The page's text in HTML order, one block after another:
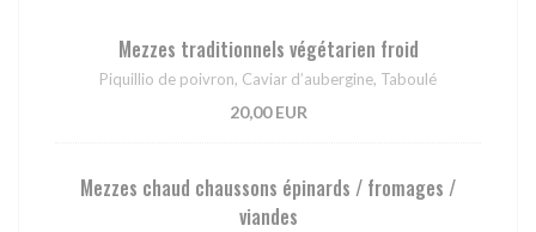
Mezzes traditionnels végétarien froid
Piquillio de poivron, Caviar d’aubergine, Taboulé
20,00 EUR
Mezzes chaud chaussons épinards / fromages /
viandes